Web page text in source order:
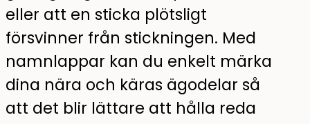
eller att en sticka plötsligt
försvinner från stickningen. Med
namnlappar kan du enkelt märka
dina nära och käras ägodelar så
att det blir lättare att hålla reda